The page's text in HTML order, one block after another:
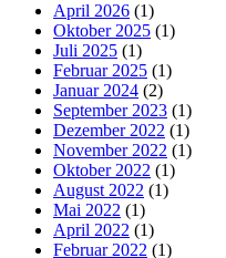
April 2026 (1)
Oktober 2025 (1)
Juli 2025 (1)
Februar 2025 (1)
Januar 2024 (2)
September 2023 (1)
Dezember 2022 (1)
November 2022 (1)
Oktober 2022 (1)
August 2022 (1)
Mai 2022 (1)
April 2022 (1)
Februar 2022 (1)